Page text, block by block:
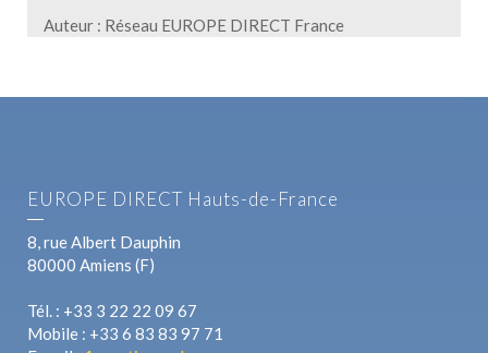
Auteur : Réseau EUROPE DIRECT France
EUROPE DIRECT Hauts-de-France
8, rue Albert Dauphin
80000 Amiens (F)
Tél. : +33 3 22 22 09 67
Mobile : +33 6 83 83 97 71